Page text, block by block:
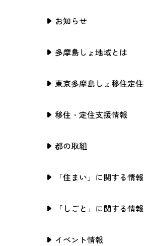
お知らせ
多摩島しょ地域とは
東京多摩島しょ移住定
移住・定住支援情報
都の取組
「住まい」に関する情報
「しごと」に関する情報
イベント情報